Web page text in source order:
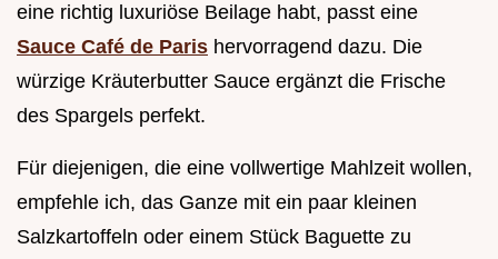
eine richtig luxuriöse Beilage habt, passt eine
Sauce Café de Paris hervorragend dazu. Die
würzige Kräuterbutter Sauce ergänzt die Frische
des Spargels perfekt.
Für diejenigen, die eine vollwertige Mahlzeit wollen,
empfehle ich, das Ganze mit ein paar kleinen
Salzkartoffeln oder einem Stück Baguette zu